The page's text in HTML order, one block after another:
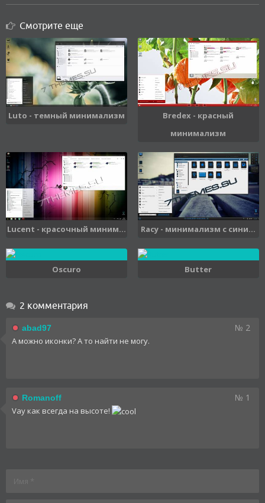
Смотрите еще
Luto - темный минимализм
Bredex - красный
минимализм
Lucent - красочный миним... Racy - минимализм с сини...
Oscuro Butter
2 комментария
abad97 № 2
А можно иконки? А то найти не могу.
Romanoff № 1
Vay как всегда на высоте!